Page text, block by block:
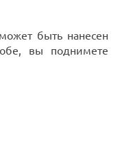
быть нанесен
вы поднимете